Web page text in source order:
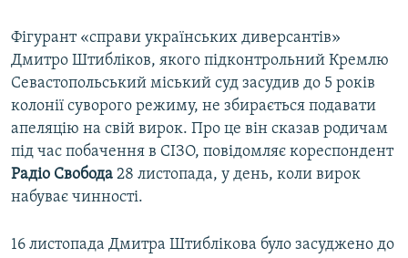
Усі сайти RFE/RL
Фігурант «справи українських диверсантів»
Дмитро Штибліков, якого підконтрольний Кремлю
Севастопольський міський суд засудив до 5 років
колонії суворого режиму, не збирається подавати
апеляцію на свій вирок. Про це він сказав родичам
під час побачення в СІЗО, повідомляє кореспондент
Радіо Свобода 28 листопада, у день, коли вирок
набуває чинності.
16 листопада Дмитра Штиблікова було засуджено до